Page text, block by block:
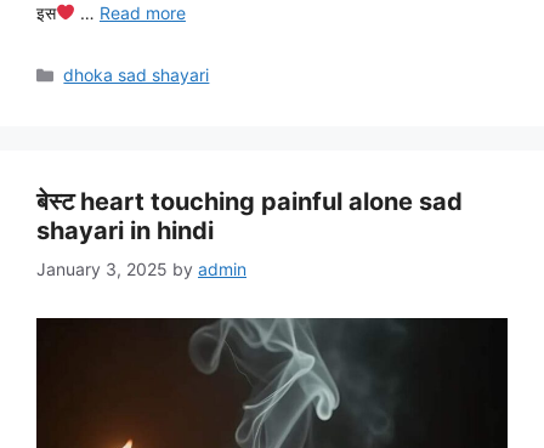
इस
… Read more
Categories
dhoka sad shayari
बेस्ट heart touching painful alone sad
shayari in hindi
January 3, 2025 by admin